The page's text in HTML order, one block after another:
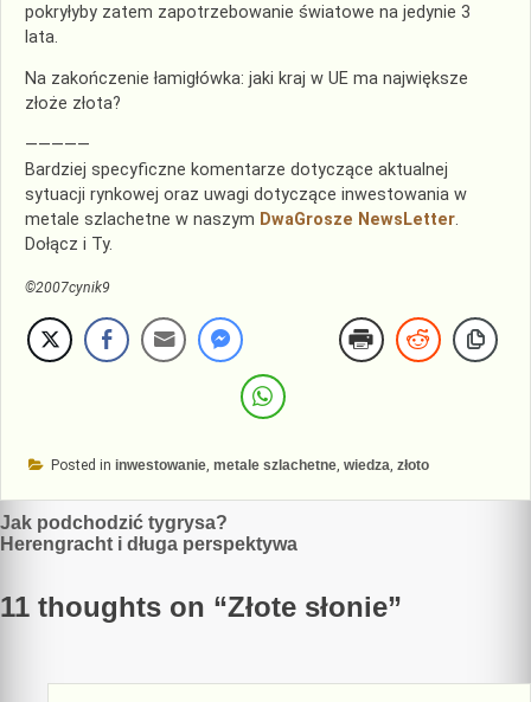
pokryłyby zatem zapotrzebowanie światowe na jedynie 3
lata.
Na zakończenie łamigłówka: jaki kraj w UE ma największe
złoże złota?
—————
Bardziej specyficzne komentarze dotyczące aktualnej
sytuacji rynkowej oraz uwagi dotyczące inwestowania w
metale szlachetne w naszym DwaGrosze NewsLetter.
Dołącz i Ty.
©2007cynik9
Posted in inwestowanie, metale szlachetne, wiedza, złoto
Nawigacja
wpisu
Jak podchodzić tygrysa?
Herengracht i długa perspektywa
11 thoughts on “Złote słonie”